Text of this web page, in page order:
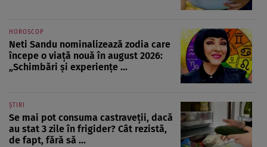
HOROSCOP
Neti Sandu nominalizează zodia care
începe o viață nouă în august 2026:
„Schimbări și experiențe ...
ȘTIRI
Se mai pot consuma castraveții, dacă
au stat 3 zile în frigider? Cât rezistă,
de fapt, fără să ...